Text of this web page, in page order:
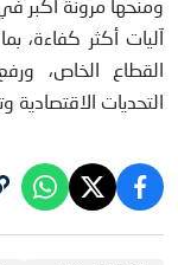
ومنحها مرونة أكبر
آليات أكثر كفاءة،
القطاع الخاص،
التحديات